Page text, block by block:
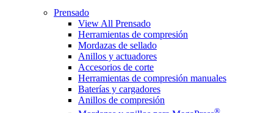
Prensado
View All Prensado
Herramientas de compresión
Mordazas de sellado
Anillos y actuadores
Accesorios de corte
Herramientas de compresión manuales
Baterías y cargadores
Anillos de compresión
®